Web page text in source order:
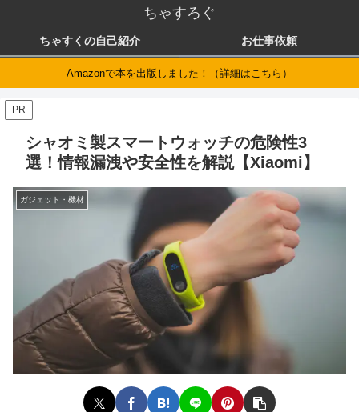
ちゃすろぐ
ちゃすくの自己紹介 お仕事依頼
Amazonで本を出版しました！（詳細はこちら）
PR
シャオミ製スマートウォッチの危険性3
選！情報漏洩や安全性を解説【Xiaomi】
ガジェット・機材